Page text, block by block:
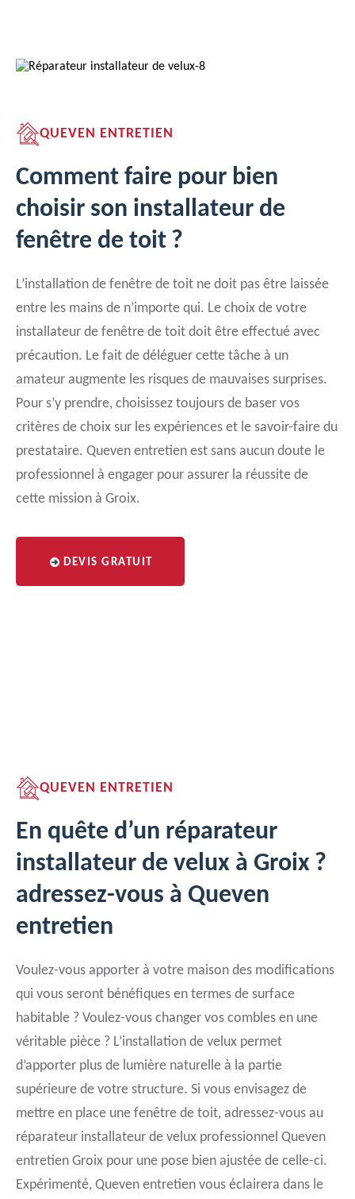
QUEVEN ENTRETIEN
Comment faire pour bien
choisir son installateur de
fenêtre de toit ?
L’installation de fenêtre de toit ne doit pas être laissée
entre les mains de n’importe qui. Le choix de votre
installateur de fenêtre de toit doit être effectué avec
précaution. Le fait de déléguer cette tâche à un
amateur augmente les risques de mauvaises surprises.
Pour s’y prendre, choisissez toujours de baser vos
critères de choix sur les expériences et le savoir-faire du
prestataire. Queven entretien est sans aucun doute le
professionnel à engager pour assurer la réussite de
cette mission à Groix.
DEVIS GRATUIT
QUEVEN ENTRETIEN
En quête d’un réparateur
installateur de velux à Groix ?
adressez-vous à Queven
entretien
Voulez-vous apporter à votre maison des modifications
qui vous seront bénéfiques en termes de surface
habitable ? Voulez-vous changer vos combles en une
véritable pièce ? L’installation de velux permet
d’apporter plus de lumière naturelle à la partie
supérieure de votre structure. Si vous envisagez de
mettre en place une fenêtre de toit, adressez-vous au
réparateur installateur de velux professionnel Queven
entretien Groix pour une pose bien ajustée de celle-ci.
Expérimenté, Queven entretien vous éclairera dans le